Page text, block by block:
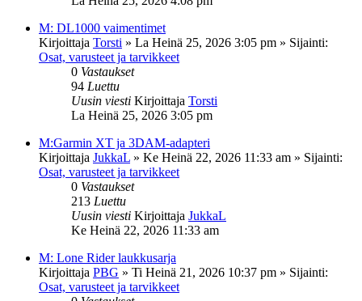
M: DL1000 vaimentimet
Kirjoittaja Torsti » La Heinä 25, 2026 3:05 pm » Sijainti:
Osat, varusteet ja tarvikkeet
0 Vastaukset
94 Luettu
Uusin viesti Kirjoittaja Torsti
La Heinä 25, 2026 3:05 pm
M:Garmin XT ja 3DAM-adapteri
Kirjoittaja JukkaL » Ke Heinä 22, 2026 11:33 am » Sijainti:
Osat, varusteet ja tarvikkeet
0 Vastaukset
213 Luettu
Uusin viesti Kirjoittaja JukkaL
Ke Heinä 22, 2026 11:33 am
M: Lone Rider laukkusarja
Kirjoittaja PBG » Ti Heinä 21, 2026 10:37 pm » Sijainti:
Osat, varusteet ja tarvikkeet